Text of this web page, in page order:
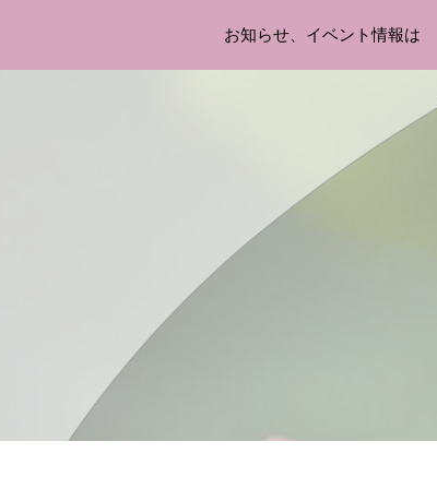
Skip to main content
お知らせ、イベント情報は